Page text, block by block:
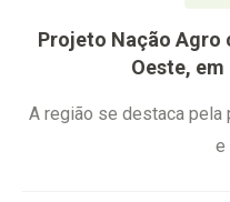
Projeto Nação Agro
Oeste,
A região se destaca pela
e